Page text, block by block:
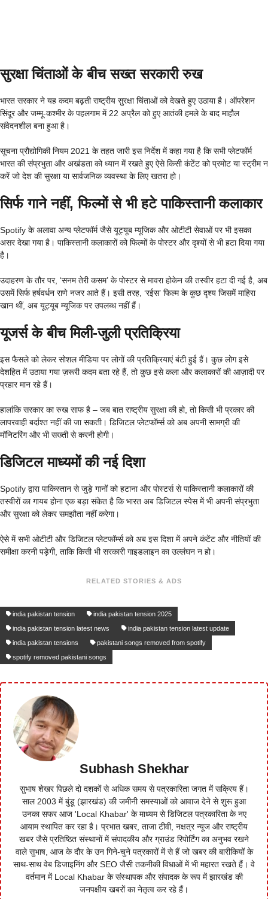
सुरक्षा चिंताओं के बीच सख्त सरकारी रुख
भारत सरकार ने यह कदम बढ़ती राष्ट्रीय सुरक्षा चिंताओं को देखते हुए उठाया है। ऑपरेशन
सिंदूर और जम्मू-कश्मीर के पहलगाम में 22 अप्रैल को हुए आतंकी हमले के बाद माहौल
संवेदनशील बना हुआ है।
सूचना प्रौद्योगिकी नियम 2021 के तहत जारी इस निर्देश में कहा गया है कि सभी प्लेटफॉर्म
भारत की संप्रभुता और अखंडता को ध्यान में रखते हुए ऐसे किसी कंटेंट को प्रमोट या स्ट्रीम न
करें जो देश की सुरक्षा या सार्वजनिक व्यवस्था के लिए खतरा हो।
सिर्फ गाने नहीं, फिल्मों से भी हटे पाकिस्तानी कलाकार
Spotify के अलावा अन्य प्लेटफॉर्म जैसे यूट्यूब म्यूजिक और ओटीटी सेवाओं पर भी इसका
असर देखा गया है। पाकिस्तानी कलाकारों को फिल्मों के पोस्टर और दृश्यों से भी हटा दिया गया
है।
उदाहरण के तौर पर, ‘सनम तेरी कसम’ के पोस्टर से मावरा होकेन की तस्वीर हटा दी गई है, अब
उसमें सिर्फ हर्षवर्धन राणे नजर आते हैं। इसी तरह, ‘रईस’ फिल्म के कुछ दृश्य जिसमें माहिरा
खान थीं, अब यूट्यूब म्यूजिक पर उपलब्ध नहीं हैं।
यूजर्स के बीच मिली-जुली प्रतिक्रिया
इस फैसले को लेकर सोशल मीडिया पर लोगों की प्रतिक्रियाएं बंटी हुई हैं। कुछ लोग इसे
देशहित में उठाया गया ज़रूरी कदम बता रहे हैं, तो कुछ इसे कला और कलाकारों की आज़ादी पर
प्रहार मान रहे हैं।
हालांकि सरकार का रुख साफ है – जब बात राष्ट्रीय सुरक्षा की हो, तो किसी भी प्रकार की
लापरवाही बर्दाश्त नहीं की जा सकती। डिजिटल प्लेटफॉर्म्स को अब अपनी सामग्री की
मॉनिटरिंग और भी सख्ती से करनी होगी।
डिजिटल माध्यमों की नई दिशा
Spotify द्वारा पाकिस्तान से जुड़े गानों को हटाना और पोस्टर्स से पाकिस्तानी कलाकारों की
तस्वीरों का गायब होना एक बड़ा संकेत है कि भारत अब डिजिटल स्पेस में भी अपनी संप्रभुता
और सुरक्षा को लेकर समझौता नहीं करेगा।
ऐसे में सभी ओटीटी और डिजिटल प्लेटफॉर्म्स को अब इस दिशा में अपने कंटेंट और नीतियों की
समीक्षा करनी पड़ेगी, ताकि किसी भी सरकारी गाइडलाइन का उल्लंघन न हो।
RELATED STORIES & ADS
india pakistan tension
india pakistan tension 2025
india pakistan tension latest news
india pakistan tension latest update
india pakistan tensions
pakistani songs removed from spotify
spotify removed pakistani songs
Subhash Shekhar
सुभाष शेखर पिछले दो दशकों से अधिक समय से पत्रकारिता जगत में सक्रिय हैं।
साल 2003 में बुंडू (झारखंड) की जमीनी समस्याओं को आवाज देने से शुरू हुआ
उनका सफर आज 'Local Khabar' के माध्यम से डिजिटल पत्रकारिता के नए
आयाम स्थापित कर रहा है। प्रभात खबर, ताजा टीवी, नक्षत्र न्यूज और राष्ट्रीय
खबर जैसे प्रतिष्ठित संस्थानों में संपादकीय और ग्राउंड रिपोर्टिंग का अनुभव रखने
वाले सुभाष, आज के दौर के उन गिने-चुने पत्रकारों में से हैं जो खबर की बारीकियों के
साथ-साथ वेब डिजाइनिंग और SEO जैसी तकनीकी विधाओं में भी महारत रखते हैं। वे
वर्तमान में Local Khabar के संस्थापक और संपादक के रूप में झारखंड की
जनपक्षीय खबरों का नेतृत्व कर रहे हैं।